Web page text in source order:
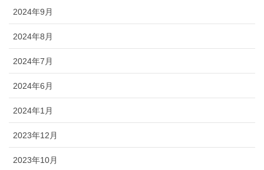
2024年9月
2024年8月
2024年7月
2024年6月
2024年1月
2023年12月
2023年10月